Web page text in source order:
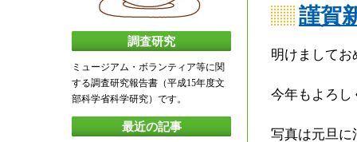
調査研究
ミュージアム・ボランティア等に関
する調査研究報告書（平成15年度文
部科学省科学研究）です。
最近の記事
謹賀
明けましてお
今年もよろし
写真は元旦